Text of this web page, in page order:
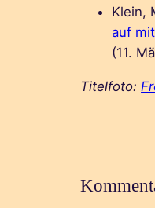
Klein,
auf
(11.
Titelfoto: